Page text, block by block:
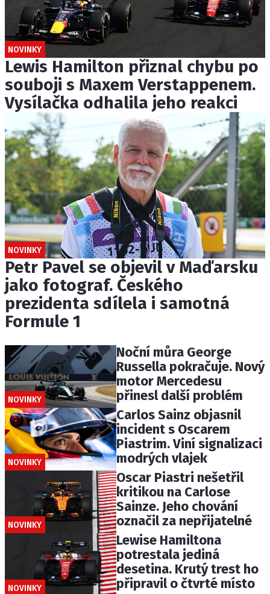
NOVINKY
Lewis Hamilton přiznal chybu po
souboji s Maxem Verstappenem.
Vysílačka odhalila jeho reakci
NOVINKY
Petr Pavel se objevil v Maďarsku
jako fotograf. Českého
prezidenta sdílela i samotná
Formule 1
NOVINKY
Noční můra George
Russella pokračuje. Nový
motor Mercedesu
přinesl další problém
NOVINKY
Carlos Sainz objasnil
incident s Oscarem
Piastrim. Viní signalizaci
modrých vlajek
NOVINKY
Oscar Piastri nešetřil
kritikou na Carlose
Sainze. Jeho chování
označil za nepřijatelné
NOVINKY
Lewise Hamiltona
potrestala jediná
desetina. Krutý trest ho
připravil o čtvrté místo